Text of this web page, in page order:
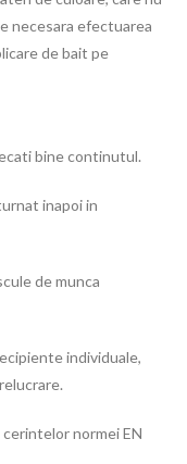
necesara efectuarea
de bait pe
bine continutul.
inapoi in
de munca
individuale,
normei EN